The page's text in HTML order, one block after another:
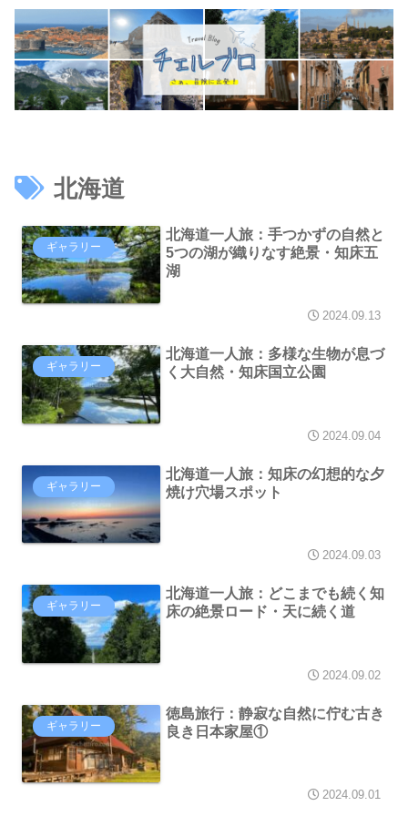
北海道
ギャラリー
北海道一人旅：手つかずの自然と
5つの湖が織りなす絶景・知床五
湖
2024.09.13
ギャラリー
北海道一人旅：多様な生物が息づ
く大自然・知床国立公園
2024.09.04
ギャラリー
北海道一人旅：知床の幻想的な夕
焼け穴場スポット
2024.09.03
ギャラリー
北海道一人旅：どこまでも続く知
床の絶景ロード・天に続く道
2024.09.02
ギャラリー
徳島旅行：静寂な自然に佇む古き
良き日本家屋①
2024.09.01